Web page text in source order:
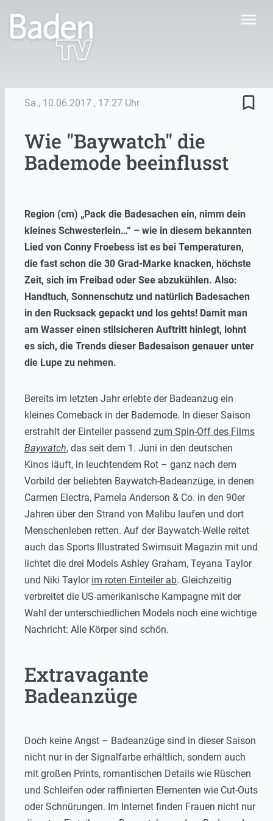
menu
Sa., 10.06.2017 , 17:27 Uhr bookmark_border
Wie "Baywatch" die
Bademode beeinflusst
Region (cm) „Pack die Badesachen ein, nimm dein
kleines Schwesterlein…“ – wie in diesem bekannten
Lied von Conny Froebess ist es bei Temperaturen,
die fast schon die 30 Grad-Marke knacken, höchste
Zeit, sich im Freibad oder See abzukühlen. Also:
Handtuch, Sonnenschutz und natürlich Badesachen
in den Rucksack gepackt und los gehts! Damit man
am Wasser einen stilsicheren Auftritt hinlegt, lohnt
es sich, die Trends dieser Badesaison genauer unter
die Lupe zu nehmen.
Bereits im letzten Jahr erlebte der Badeanzug ein
kleines Comeback in der Bademode. In dieser Saison
erstrahlt der Einteiler passend zum Spin-Off des Films
Baywatch, das seit dem 1. Juni in den deutschen
Kinos läuft, in leuchtendem Rot – ganz nach dem
Vorbild der beliebten Baywatch-Badeanzüge, in denen
Carmen Electra, Pamela Anderson & Co. in den 90er
Jahren über den Strand von Malibu laufen und dort
Menschenleben retten. Auf der Baywatch-Welle reitet
auch das Sports Illustrated Swimsuit Magazin mit und
lichtet die drei Models Ashley Graham, Teyana Taylor
und Niki Taylor im roten Einteiler ab. Gleichzeitig
verbreitet die US-amerikanische Kampagne mit der
Wahl der unterschiedlichen Models noch eine wichtige
Nachricht: Alle Körper sind schön.
Extravagante
Badeanzüge
Doch keine Angst – Badeanzüge sind in dieser Saison
nicht nur in der Signalfarbe erhältlich, sondern auch
mit großen Prints, romantischen Details wie Rüschen
und Schleifen oder raffinierten Elementen wie Cut-Outs
oder Schnürungen. Im Internet finden Frauen nicht nur